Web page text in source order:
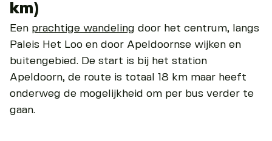
km)
Een prachtige wandeling door het centrum, langs
Paleis Het Loo en door Apeldoornse wijken en
buitengebied. De start is bij het station
Apeldoorn, de route is totaal 18 km maar heeft
onderweg de mogelijkheid om per bus verder te
gaan.